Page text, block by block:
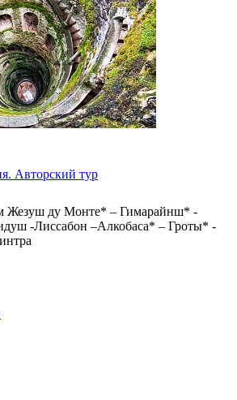
Авторский тур
Жезуш ду Монте* – Гимарайнш* -
-Лиссабон –Алкобаса* – Гроты* -